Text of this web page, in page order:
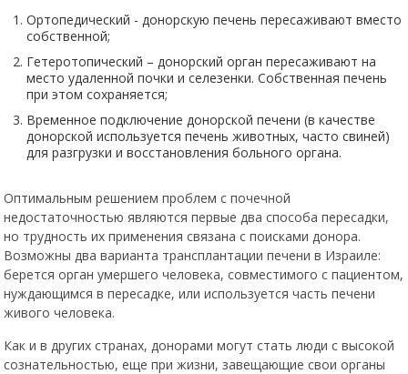
Ортопедический - донорскую печень пересаживают вместо
собственной;
Гетеротопический – донорский орган пересаживают на
место удаленной почки и селезенки. Собственная печень
при этом сохраняется;
Временное подключение донорской печени (в качестве
донорской используется печень животных, часто свиней)
для разгрузки и восстановления больного органа.
Оптимальным решением проблем с почечной
недостаточностью являются первые два способа пересадки,
но трудность их применения связана с поисками донора.
Возможны два варианта трансплантации печени в Израиле:
берется орган умершего человека, совместимого с пациентом,
нуждающимся в пересадке, или используется часть печени
живого человека.
Как и в других странах, донорами могут стать люди с высокой
сознательностью, еще при жизни, завещающие свои органы